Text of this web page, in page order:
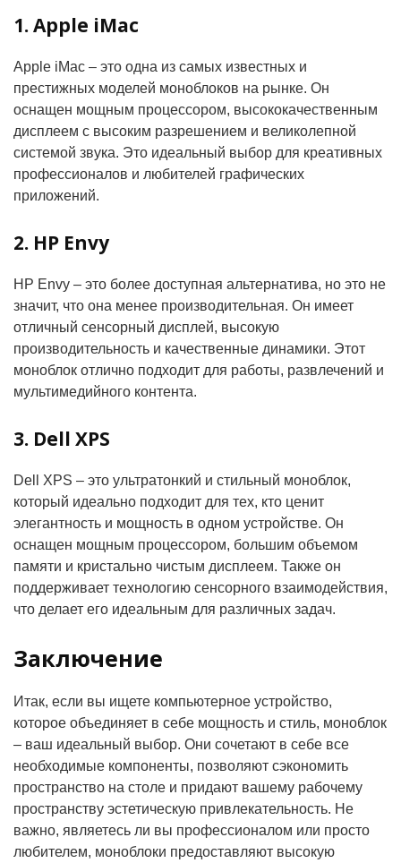
1. Apple iMac
Apple iMac – это одна из самых известных и
престижных моделей моноблоков на рынке. Он
оснащен мощным процессором, высококачественным
дисплеем с высоким разрешением и великолепной
системой звука. Это идеальный выбор для креативных
профессионалов и любителей графических
приложений.
2. HP Envy
HP Envy – это более доступная альтернатива, но это не
значит, что она менее производительная. Он имеет
отличный сенсорный дисплей, высокую
производительность и качественные динамики. Этот
моноблок отлично подходит для работы, развлечений и
мультимедийного контента.
3. Dell XPS
Dell XPS – это ультратонкий и стильный моноблок,
который идеально подходит для тех, кто ценит
элегантность и мощность в одном устройстве. Он
оснащен мощным процессором, большим объемом
памяти и кристально чистым дисплеем. Также он
поддерживает технологию сенсорного взаимодействия,
что делает его идеальным для различных задач.
Заключение
Итак, если вы ищете компьютерное устройство,
которое объединяет в себе мощность и стиль, моноблок
– ваш идеальный выбор. Они сочетают в себе все
необходимые компоненты, позволяют сэкономить
пространство на столе и придают вашему рабочему
пространству эстетическую привлекательность. Не
важно, являетесь ли вы профессионалом или просто
любителем, моноблоки предоставляют высокую